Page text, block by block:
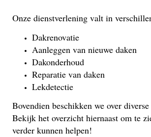
Onze dienstverlening valt in
Dakrenovatie
Aanleggen van nieuwe daken
Dakonderhoud
Reparatie van daken
Lekdetectie
Bovendien beschikken we over
Bekijk het overzicht hiernaast om te
verder kunnen helpen!